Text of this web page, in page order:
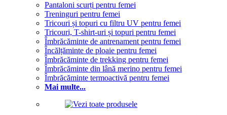
Pantaloni scurți pentru femei
Treninguri pentru femei
Tricouri și topuri cu filtru UV pentru femei
Tricouri, T-shirt-uri și topuri pentru femei
Îmbrăcăminte de antrenament pentru femei
Încălțăminte de ploaie pentru femei
Îmbrăcăminte de trekking pentru femei
Îmbrăcăminte din lână merino pentru femei
Îmbrăcăminte termoactivă pentru femei
Mai multe...